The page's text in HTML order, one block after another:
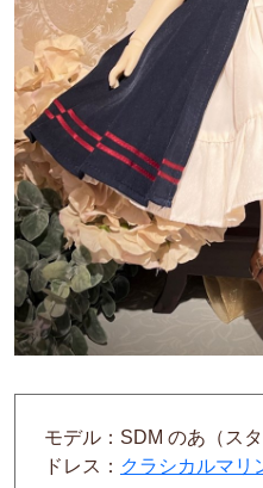
モデル：SDM のあ（ス
ドレス： クラシカルマリ